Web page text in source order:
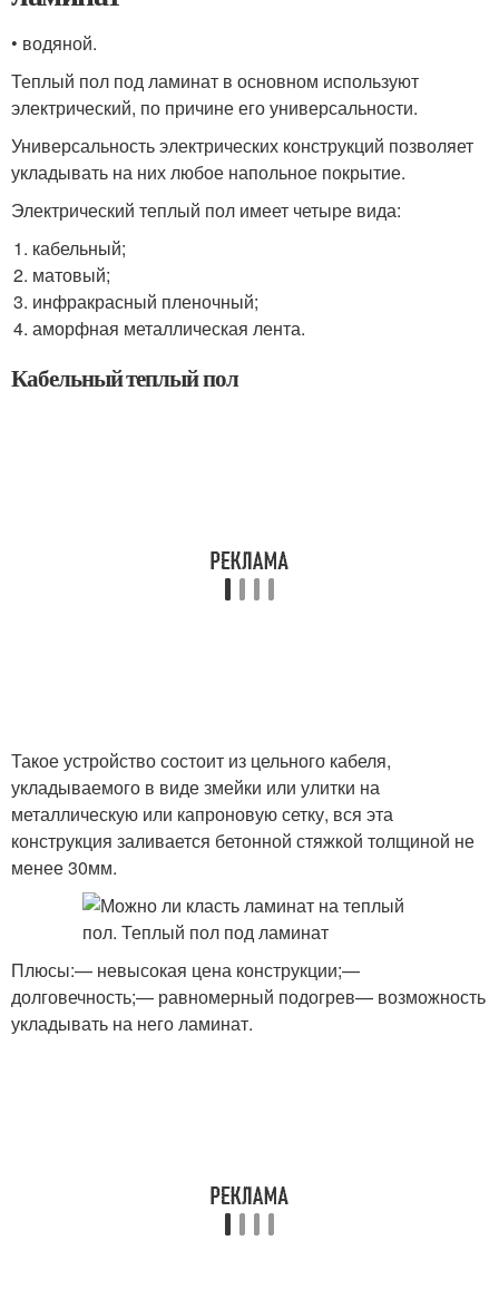
• водяной.
Теплый пол под ламинат в основном используют
электрический, по причине его универсальности.
Универсальность электрических конструкций позволяет
укладывать на них любое напольное покрытие.
Электрический теплый пол имеет четыре вида:
кабельный;
матовый;
инфракрасный пленочный;
аморфная металлическая лента.
Кабельный теплый пол
Такое устройство состоит из цельного кабеля,
укладываемого в виде змейки или улитки на
металлическую или капроновую сетку, вся эта
конструкция заливается бетонной стяжкой толщиной не
менее 30мм.
Плюсы:— невысокая цена конструкции;—
долговечность;— равномерный подогрев— возможность
укладывать на него ламинат.